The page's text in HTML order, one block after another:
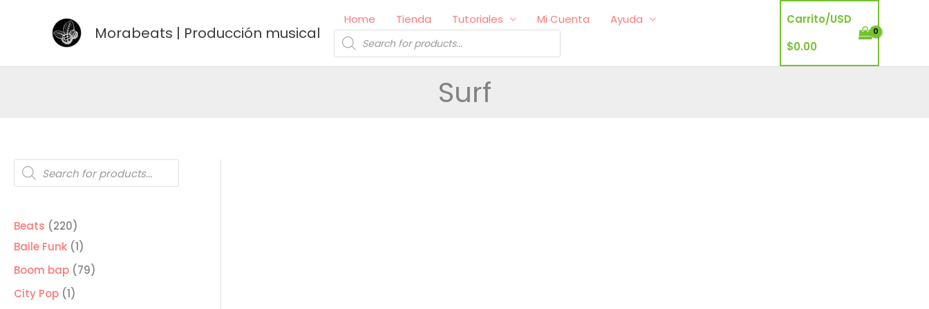
Morabeats | Producción musical
Home Tienda Tutoriales Mi Cuenta
Ayuda
Búsqueda
de
productos
Carrito/USD
$0.00
Surf
Búsqueda
de
productos
Beats 220220
productos
Baile Funk 11
producto
Boom bap 7979
City Pop 11